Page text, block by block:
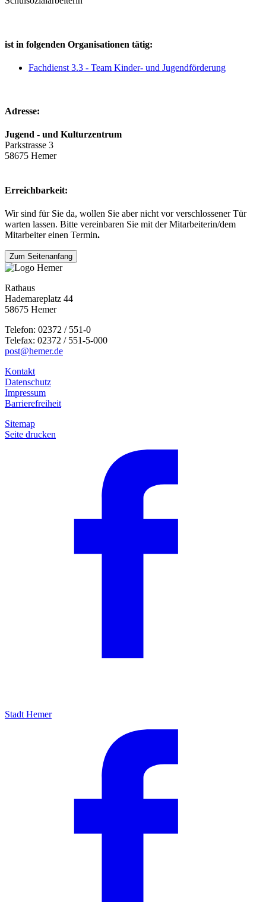
ist in folgenden Organisationen tätig:
Fachdienst 3.3 - Team Kinder- und Jugendförderung
Adresse:
Jugend - und Kulturzentrum
Parkstrasse 3
58675 Hemer
Erreichbarkeit:
Wir sind für Sie da, wollen Sie aber nicht vor verschlossener Tür
warten lassen. Bitte vereinbaren Sie mit der Mitarbeiterin/dem
Mitarbeiter einen Termin.
Zum Seitenanfang
Rathaus
Hademareplatz 44
58675 Hemer
Telefon: 02372 / 551-0
Telefax: 02372 / 551-5-000
post@hemer.de
Kontakt
Datenschutz
Impressum
Barrierefreiheit
Sitemap
Seite drucken
Stadt Hemer